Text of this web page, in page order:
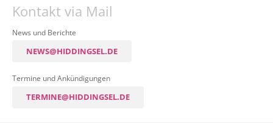
Kontakt via Mail
News und Berichte
NEWS@HIDDINGSEL.DE
Termine und Ankündigungen
TERMINE@HIDDINGSEL.DE